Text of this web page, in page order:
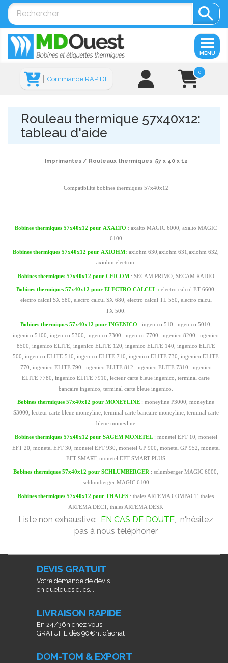

0
Commande RAPIDE
MENU
Rouleau thermique 57x40x12:
tableau d'aide
Imprimantes / Rouleaux thermiques 57 x 40 x 12
Compatibilité bobines thermiques 57x40x12
Bobines thermiques 57x40x12 pour AXALTO : axalto MAGIC 6000, axalto MAGIC
6100
Bobines thermiques 57x40x12 pour AXIOHM:axiohm 630,axiohm 631,axiohm 632,
axiohm electron.
Bobines thermiques 57x40x12 pour CEICOM: SECAM PRIMO, SECAM RADIO
Bobines thermiques 57x40x12 pour ELECTRO CALCUL : electro calcul ET 6600,
electro calcul SX 580, electro calcul SX 680, electro calcul TL 550, electro calcul
TX 500.
Bobines thermiques 57x40x12 pour INGENICO : ingenico 510, ingenico 5010,
ingenico 5100, ingenico 5300, ingenico 7300, ingenico 7700, ingenico 8200, ingenico
8500, ingenico ELITE, ingenico ELITE 120, ingenico ELITE 140, ingenico ELITE
500, ingenico ELITE 510, ingenico ELITE 710, ingenico ELITE 730, ingenico ELITE
770, ingenico ELITE 790, ingenico ELITE 812, ingenico ELITE 7310, ingenico
ELITE 7780, ingenico ELITE 7910, lecteur carte bleue ingenico, terminal carte
bancaire ingenico, terminal carte bleue ingenico.
Bobines thermiques 57x40x12 pourMONEYLINE : moneyline P3000, moneyline
S3000, lecteur carte bleue moneyline, terminal carte bancaire moneyline, terminal carte
bleue moneyline
Bobines thermiques 57x40x12 pour SAGEM MONETEL : monetel EFT 10, monetel
EFT 20, monetel EFT 30, monetel EFT 930, monetel GP 900, monetel GP 952, monetel
EFT SMART, monetel EFT SMART PLUS
Bobines thermiques 57x40x12 pourSCHLUMBERGER : sclumberger MAGIC 6000,
schlumberger MAGIC 6100
Bobines thermiques 57x40x12 pour THALES : thales ARTEMA COMPACT, thales
ARTEMA DECT, thales ARTEMA DESK
Liste non exhaustive: EN CAS DE DOUTE, n'hésitez
pas à nous téléphoner
DEVIS GRATUIT
Votre demande de devis
en quelques clics...
LIVRAISON RAPIDE
En 24/36h chez vous
GRATUITE dès 90€ht d’achat
DOM-TOM & EXPORT